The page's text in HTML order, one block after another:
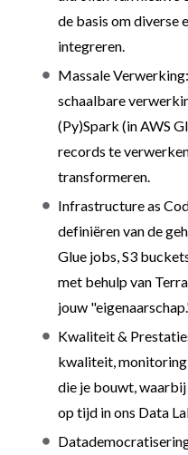
de basis om diverse
integreren.
Massale
schaalbare
(Py)Spark (in AWS
records te
transformeren.
Infrastructure as
definiëren van de
Glue jobs, S3
met behulp van
jouw
Kwaliteit &
kwaliteit, monitoring
die je bouwt,
op tijd in ons Data